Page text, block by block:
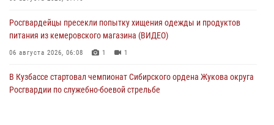
Росгвардейцы пресекли попытку хищения одежды и продуктов
питания из кемеровского магазина (ВИДЕО)
06 августа 2026, 06:08 1 1
В Кузбассе стартовал чемпионат Сибирского ордена Жукова округа
Росгвардии по служебно-боевой стрельбе